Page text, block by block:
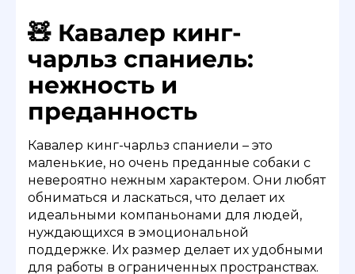
🧸 Кавалер кинг-
чарльз спаниель:
нежность и
преданность
Кавалер кинг-чарльз спаниели – это
маленькие, но очень преданные собаки с
невероятно нежным характером. Они любят
обниматься и ласкаться, что делает их
идеальными компаньонами для людей,
нуждающихся в эмоциональной
поддержке. Их размер делает их удобными
для работы в ограниченных пространствах.